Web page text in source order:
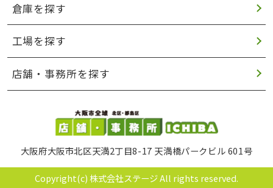
倉庫を探す
工場を探す
店舗・事務所を探す
大阪府大阪市北区天満2丁目8-17 天満橋パークビル 601号
Copyright(c) 株式会社ステージ All rights reserved.